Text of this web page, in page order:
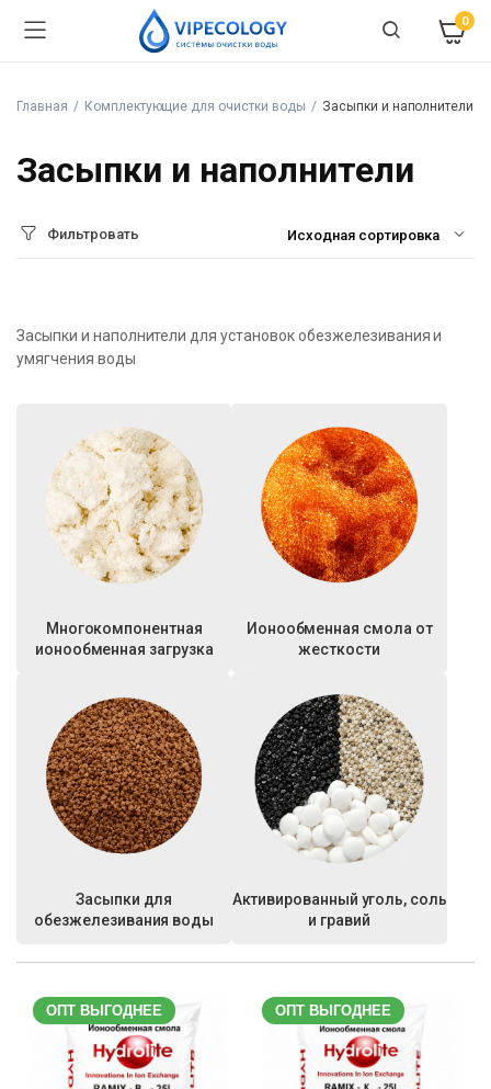
0
Главная Комплектующие для очистки воды Засыпки и наполнители
Засыпки и наполнители
Фильтровать
Засыпки и наполнители для установок обезжелезивания и
умягчения воды
Многокомпонентная
ионообменная загрузка
Ионообменная смола от
жесткости
Засыпки для
обезжелезивания воды
Активированный уголь, соль
и гравий
ОПТ ВЫГОДНЕЕ ОПТ ВЫГОДНЕЕ